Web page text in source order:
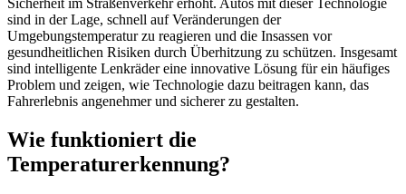
Sicherheit im Straßenverkehr erhöht. Autos mit dieser Technologie
sind in der Lage, schnell auf Veränderungen der
Umgebungstemperatur zu reagieren und die Insassen vor
gesundheitlichen Risiken durch Überhitzung zu schützen. Insgesamt
sind intelligente Lenkräder eine innovative Lösung für ein häufiges
Problem und zeigen, wie Technologie dazu beitragen kann, das
Fahrerlebnis angenehmer und sicherer zu gestalten.
Wie funktioniert die
Temperaturerkennung?